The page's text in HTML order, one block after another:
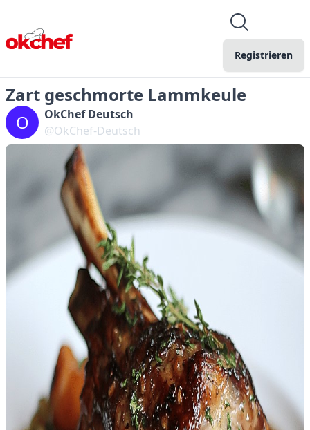
Registrieren
Zart geschmorte Lammkeule
O
OkChef Deutsch
@OkChef-Deutsch